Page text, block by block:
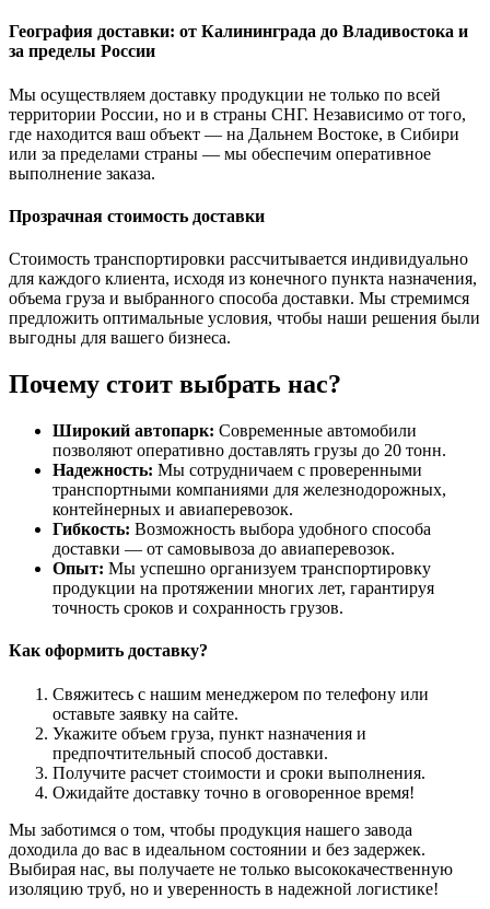
География доставки: от Калининграда до Владивостока и
за пределы России
Мы осуществляем доставку продукции не только по всей
территории России, но и в страны СНГ. Независимо от того,
где находится ваш объект — на Дальнем Востоке, в Сибири
или за пределами страны — мы обеспечим оперативное
выполнение заказа.
Прозрачная стоимость доставки
Стоимость транспортировки рассчитывается индивидуально
для каждого клиента, исходя из конечного пункта назначения,
объема груза и выбранного способа доставки. Мы стремимся
предложить оптимальные условия, чтобы наши решения были
выгодны для вашего бизнеса.
Почему стоит выбрать нас?
Широкий автопарк: Современные автомобили
позволяют оперативно доставлять грузы до 20 тонн.
Надежность: Мы сотрудничаем с проверенными
транспортными компаниями для железнодорожных,
контейнерных и авиаперевозок.
Гибкость: Возможность выбора удобного способа
доставки — от самовывоза до авиаперевозок.
Опыт: Мы успешно организуем транспортировку
продукции на протяжении многих лет, гарантируя
точность сроков и сохранность грузов.
Как оформить доставку?
Свяжитесь с нашим менеджером по телефону или
оставьте заявку на сайте.
Укажите объем груза, пункт назначения и
предпочтительный способ доставки.
Получите расчет стоимости и сроки выполнения.
Ожидайте доставку точно в оговоренное время!
Мы заботимся о том, чтобы продукция нашего завода
доходила до вас в идеальном состоянии и без задержек.
Выбирая нас, вы получаете не только высококачественную
изоляцию труб, но и уверенность в надежной логистике!